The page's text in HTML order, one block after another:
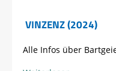
VINZENZ (2024)
Alle Infos über